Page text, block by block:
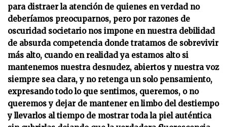
para distraer la atención de quienes en verdad no
deberíamos preocuparnos, pero por razones de
oscuridad societario nos impone en nuestra debilidad
de absurda competencia donde tratamos de sobrevivir
más alto, cuando en realidad ya estamos alto si
mantenemos nuestra desnudez, abiertos y nuestra voz
siempre sea clara, y no retenga un solo pensamiento,
expresando todo lo que sentimos, queremos, o no
queremos y dejar de mantener en limbo del destiempo
y llevarlos al tiempo de mostrar toda la piel auténtica